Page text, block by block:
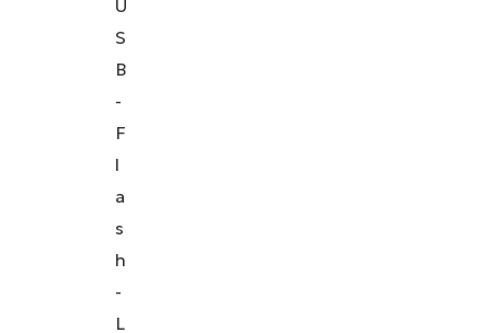
U
S
B
-
F
l
a
s
h
-
L